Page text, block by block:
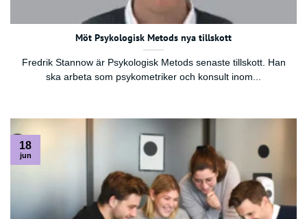
Möt Psykologisk Metods nya tillskott
Fredrik Stannow är Psykologisk Metods senaste tillskott. Han
ska arbeta som psykometriker och konsult inom...
18
jun